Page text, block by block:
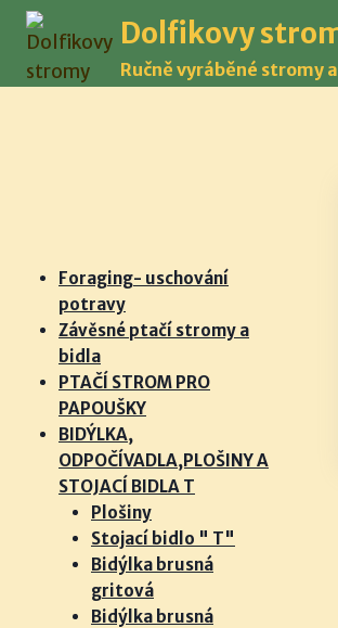
Přeskočit
obsah
Dolfikovy
Ručně vyráběné stromy
Foraging- uschování
potravy
Závěsné ptačí stromy a
bidla
PTAČÍ STROM PRO
PAPOUŠKY
BIDÝLKA,
ODPOČÍVADLA,PLOŠINY A
STOJACÍ BIDLA T
Plošiny
Stojací bidlo " T"
Bidýlka brusná
gritová
Bidýlka brusná